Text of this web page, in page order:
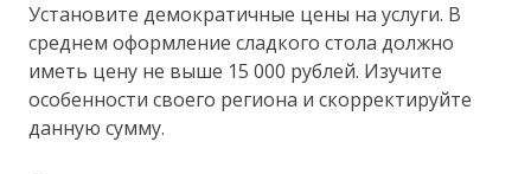
Установите демократичные цены на услуги. В
среднем оформление сладкого стола должно
иметь цену не выше 15 000 рублей. Изучите
особенности своего региона и скорректируйте
данную сумму.